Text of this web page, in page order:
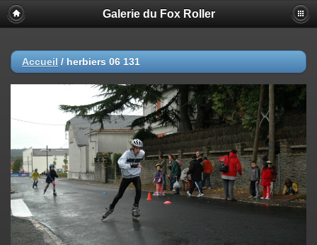
Galerie du Fox Roller
Accueil / herbiers 06 131